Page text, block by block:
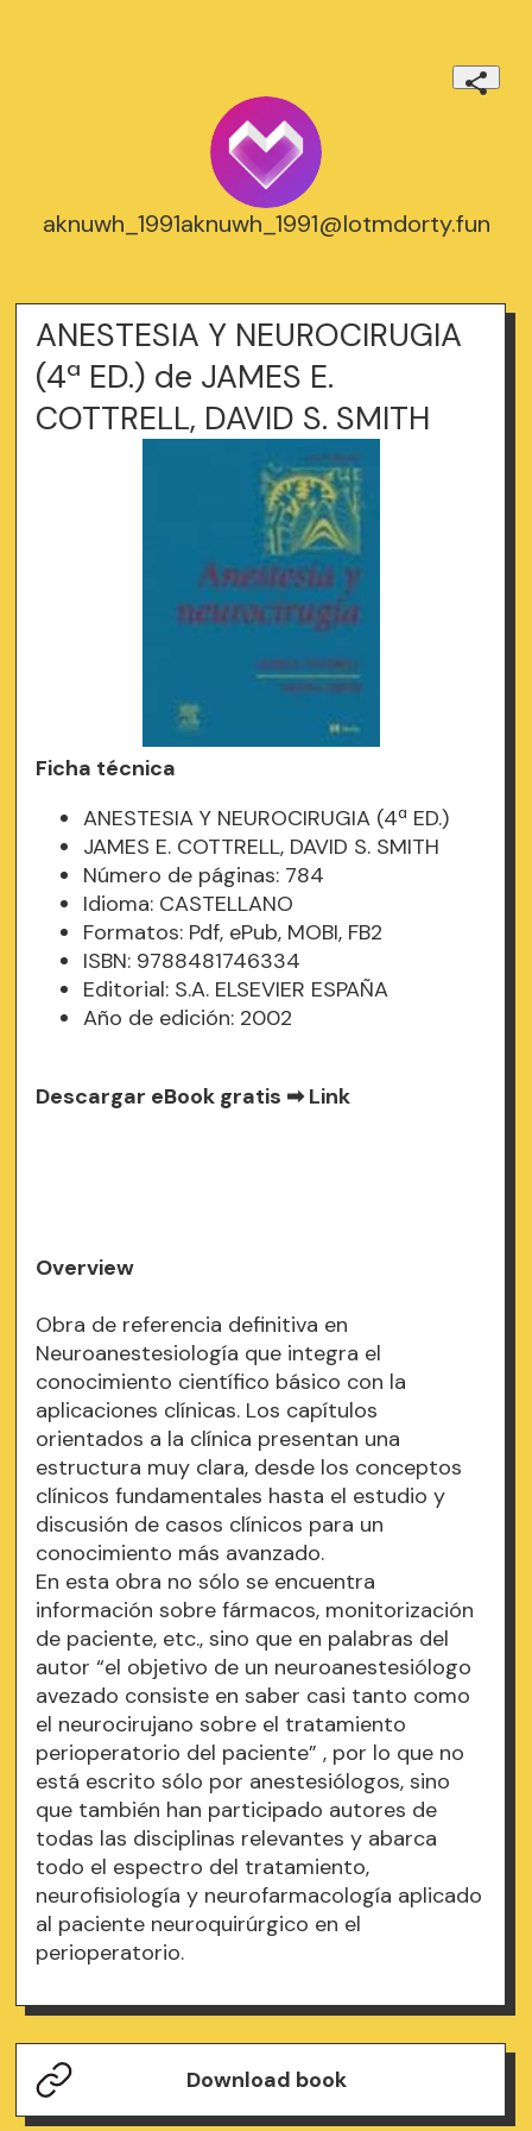
aknuwh_1991aknuwh_1991@lotmdorty.fun
ANESTESIA Y NEUROCIRUGIA
(4ª ED.) de JAMES E.
COTTRELL, DAVID S. SMITH
Ficha técnica
ANESTESIA Y NEUROCIRUGIA (4ª ED.)
JAMES E. COTTRELL, DAVID S. SMITH
Número de páginas: 784
Idioma: CASTELLANO
Formatos: Pdf, ePub, MOBI, FB2
ISBN: 9788481746334
Editorial: S.A. ELSEVIER ESPAÑA
Año de edición: 2002
Descargar eBook gratis ➡Link
Overview
Obra de referencia definitiva en
Neuroanestesiología que integra el
conocimiento científico básico con la
aplicaciones clínicas. Los capítulos
orientados a la clínica presentan una
estructura muy clara, desde los conceptos
clínicos fundamentales hasta el estudio y
discusión de casos clínicos para un
conocimiento más avanzado.
En esta obra no sólo se encuentra
información sobre fármacos, monitorización
de paciente, etc., sino que en palabras del
autor “el objetivo de un neuroanestesiólogo
avezado consiste en saber casi tanto como
el neurocirujano sobre el tratamiento
perioperatorio del paciente” , por lo que no
está escrito sólo por anestesiólogos, sino
que también han participado autores de
todas las disciplinas relevantes y abarca
todo el espectro del tratamiento,
neurofisiología y neurofarmacología aplicado
al paciente neuroquirúrgico en el
perioperatorio.
Download book